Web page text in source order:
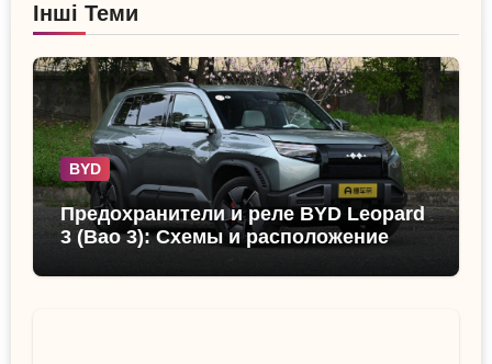
Інші Теми
BYD
Предохранители и реле BYD Leopard
3 (Bao 3): Схемы и расположение